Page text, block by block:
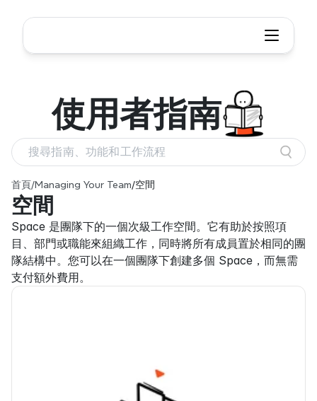
首頁 /Managing Your Team/空間
空間
Space 是團隊下的一個次級工作空間。它有助於按照項
目、部門或職能來組織工作，同時將所有成員置於相同的團
隊結構中。您可以在一個團隊下創建多個 Space，而無需
支付額外費用。
使用者指南
搜尋指南、功能和工作流程